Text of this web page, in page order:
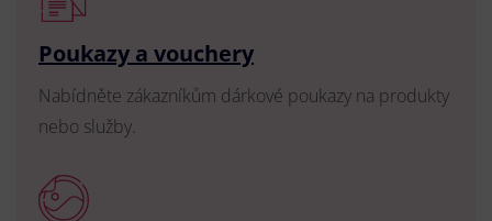
Poukazy a vouchery
Nabídněte zákazníkům dárkové poukazy na produkty
nebo služby.